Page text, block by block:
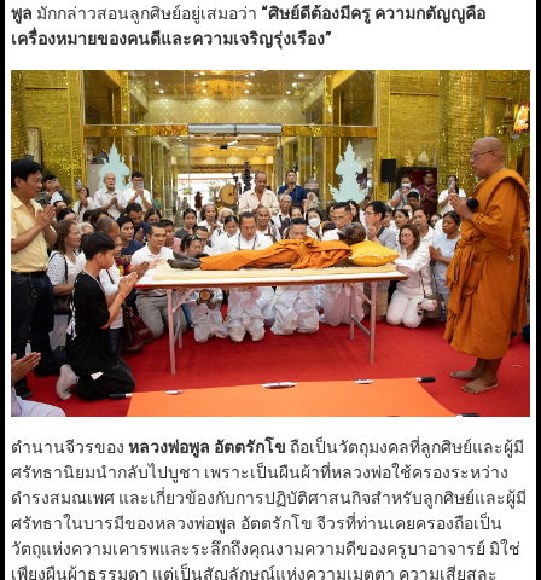
พูล มักกล่าวสอนลูกศิษย์อยู่เสมอว่า “ศิษย์ดีต้องมีครู ความกตัญญูคือ
เครื่องหมายของคนดีและความเจริญรุ่งเรือง”
ตำนานจีวรของ หลวงพ่อพูล อัตตรักโข ถือเป็นวัตถุมงคลที่ลูกศิษย์และผู้มี
ศรัทธานิยมนำกลับไปบูชา เพราะเป็นผืนผ้าที่หลวงพ่อใช้ครองระหว่าง
ดำรงสมณเพศ และเกี่ยวข้องกับการปฏิบัติศาสนกิจสำหรับลูกศิษย์และผู้มี
ศรัทธาในบารมีของหลวงพ่อพูล อัตตรักโข จีวรที่ท่านเคยครองถือเป็น
วัตถุแห่งความเคารพและระลึกถึงคุณงามความดีของครูบาอาจารย์ มิใช่
เพียงผืนผ้าธรรมดา แต่เป็นสัญลักษณ์แห่งความเมตตา ความเสียสละ